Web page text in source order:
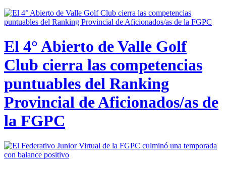
El 4° Abierto de Valle Golf
Club cierra las competencias
puntuables del Ranking
Provincial de Aficionados/as de
la FGPC